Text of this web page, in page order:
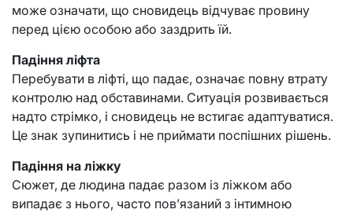
може означати, що сновидець відчуває провину
перед цією особою або заздрить їй.
Падіння ліфта
Перебувати в ліфті, що падає, означає повну втрату
контролю над обставинами. Ситуація розвивається
надто стрімко, і сновидець не встигає адаптуватися.
Це знак зупинитись і не приймати поспішних рішень.
Падіння на ліжку
Сюжет, де людина падає разом із ліжком або
випадає з нього, часто пов’язаний з інтимною